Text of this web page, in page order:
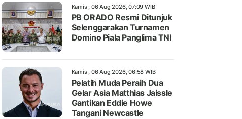
Kamis , 06 Aug 2026, 07:09 WIB
PB ORADO Resmi Ditunjuk
Selenggarakan Turnamen
Domino Piala Panglima TNI
Kamis , 06 Aug 2026, 06:58 WIB
Pelatih Muda Peraih Dua
Gelar Asia Matthias Jaissle
Gantikan Eddie Howe
Tangani Newcastle